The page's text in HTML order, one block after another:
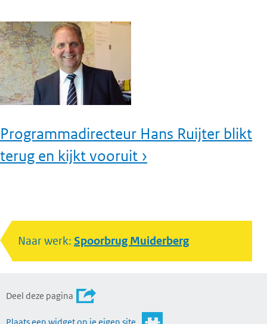
Programmadirecteur Hans Ruijter blikt
terug en kijkt vooruit ›
Naar werk: Spoorbrug Muiderberg
Deel deze pagina
Plaats een widget op je eigen site